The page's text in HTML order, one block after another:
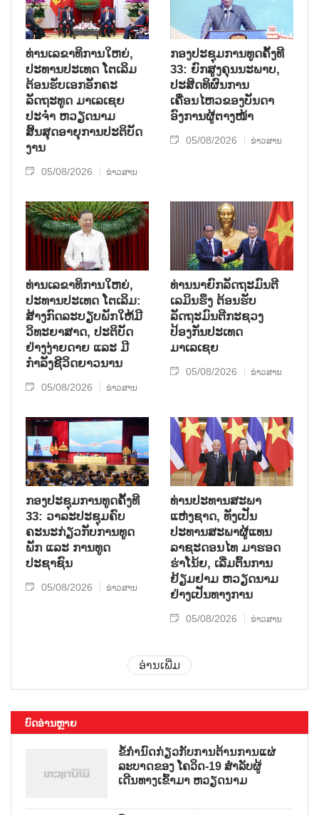
ທ່ານເລຂາທິການໃຫຍ່,
ປະທານປະເທດ ໂຕເລິມ
ຕ້ອນຮັບເອກອັກຄະ
ລັດຖະທູດ ມາເລເຊຍ
ປະຈຳ ຫວຽດນາມ
ສິ້ນສຸດອາຍຸການປະຕິບັດ
ງານ
05/08/2026 ຂ່າວສານ
ກອງປະຊຸມການທູດຄັ້ງທີ
33: ຍົກສູງຄຸນນະພາບ,
ປະສິດທິຜົນການ
ເຄື່ອນໄຫວຂອງບັນດາ
ອົງການຜູ້ຕາງໜ້າ
05/08/2026 ຂ່າວສານ
ທ່ານເລຂາທິການໃຫຍ່,
ປະທານປະເທດ ໂຕເລິມ:
ສ້າງກົດລະບຽບພັກໃຫ້ມີ
ວິທະຍາສາດ, ປະຕິບັດ
ຢ່າງງ່າຍດາຍ ແລະ ມີ
ກຳລັງຊີວິດຍາວນານ
05/08/2026 ຂ່າວສານ
ທ່ານນາຍົກລັດຖະມົນຕີ
ເລມິນຮຶງ ຕ້ອນຮັບ
ລັດຖະມົນຕີກະຊວງ
ປ້ອງກັນປະເທດ
ມາເລເຊຍ
05/08/2026 ຂ່າວສານ
ກອງປະຊຸມການທູດຄັ້ງທີ
33: ວາລະປະຊຸມຄົບ
ຄະນະກ່ຽວກັບການທູດ
ພັກ ແລະ ການທູດ
ປະຊາຊົນ
05/08/2026 ຂ່າວສານ
ທ່ານປະທານສະພາ
ແຫ່ງຊາດ, ທັງເປັນ
ປະທານສະພາຜູ້ແທນ
ລາຊະດອນໄທ ມາຮອດ
ຮ່າໂນ້ຍ, ເລີ່ມຕົ້ນການ
ຢ້ຽມຢາມ ຫວຽດນາມ
ຢ່າງເປັນທາງການ
05/08/2026 ຂ່າວສານ
ອ່ານເພີ່ມ
ບົດອ່ານຫຼາຍ
ຂໍ້ກຳນົດກ່ຽວກັບການຕ້ານການແຜ່
ລະບາດຂອງ ໂຄວິດ-19 ສຳລັບຜູ້
ເດີນທາງເຂົ້າມາ ຫວຽດນາມ